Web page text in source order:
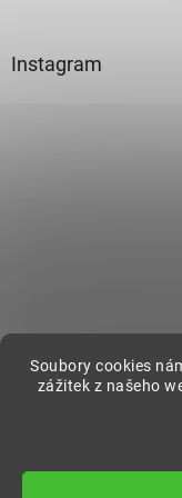
Soubory cookies
zážitek z našeho
Instagram